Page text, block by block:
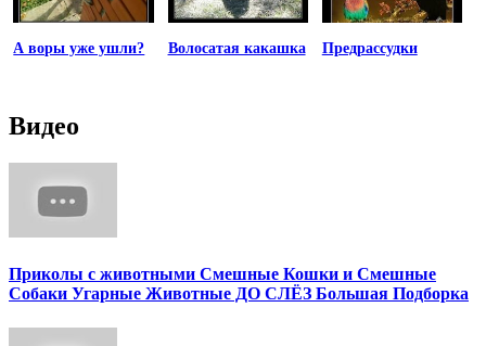
А воры уже ушли? Волосатая какашка Предрассудки
Видео
Приколы с животными Смешные Кошки и Смешные
Собаки Угарные Животные ДО СЛЁЗ Большая Подборка